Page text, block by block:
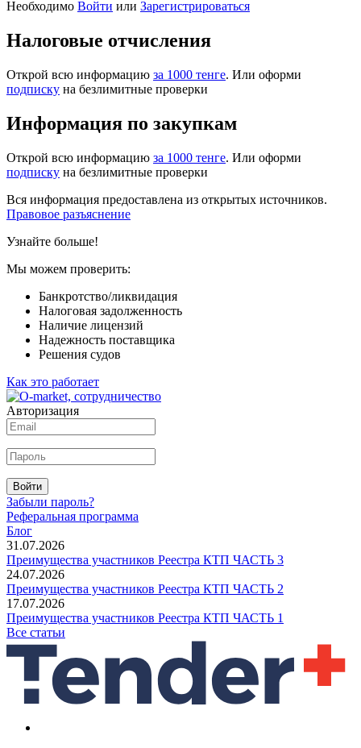
Необходимо Войти или Зарегистрироваться
Налоговые отчисления
Открой всю информацию за 1000 тенге. Или оформи
подписку на безлимитные проверки
Информация по закупкам
Открой всю информацию за 1000 тенге. Или оформи
подписку на безлимитные проверки
Вся информация предоставлена из открытых источников.
Правовое разъяснение
Узнайте больше!
Мы можем проверить:
Банкротство/ликвидация
Налоговая задолженность
Наличие лицензий
Надежность поставщика
Решения судов
Как это работает
Авторизация
Войти
Забыли пароль?
Реферальная программа
Блог
31.07.2026
Преимущества участников Реестра КТП ЧАСТЬ 3
24.07.2026
Преимущества участников Реестра КТП ЧАСТЬ 2
17.07.2026
Преимущества участников Реестра КТП ЧАСТЬ 1
Все статьи